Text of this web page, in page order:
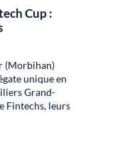
Cup :
(Morbihan)
unique en
Grand-
Fintechs, leurs